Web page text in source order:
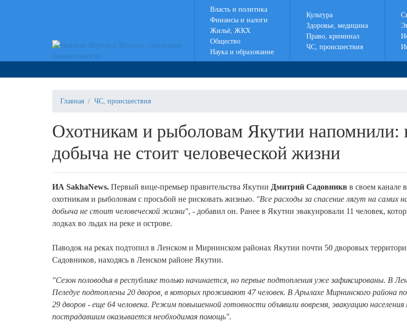
Власть и политика
Финансы и налоги
Жильё, ЖКХ
Общество
Наука и образование
Культура
Здоровье, медицина
Право, криминал
ЧС, происшествия
Главная ЧС, происшествия
Охотникам и рыболовам Якутии напомнили:
добыча не стоит человеческой жизни
ИА SakhaNews. Первый вице-премьер правительства Якутии Дмитрий Садовникв в своем канале
охотникам и рыболовам с просьбой не рисковать жизнью. "Все расходы за спасение лягут на самих
добыча не стоит человеческой жизни", - добавил он. Ранее в Якутии эвакуировали 11 человек,
лодках во льдах на реке и острове.
Паводок на реках подтопил в Ленском и Мирнинском районах Якутии почти 50 дворовых
Садовников, находясь в Ленском районе Якутии.
"Сезон половодья в республике только начинается, но первые подтопления уже зафиксированы. В
Пеледуе подтоплены 20 дворов, в которых проживают 47 человек. В Арылахе Мирнинского района
29 дворов - еще 64 человека. Режим повышенной готовности объявили вовремя, эвакуацию населения
пострадавшим оказывается необходимая помощь".